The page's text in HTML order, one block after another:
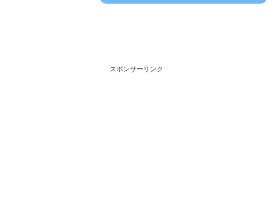
スポンサーリンク